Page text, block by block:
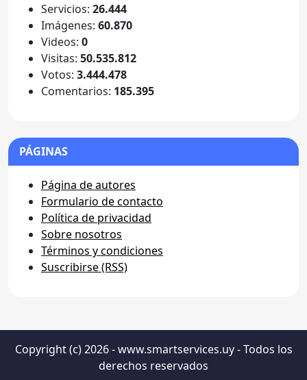
Servicios: 26.444
Imágenes: 60.870
Videos: 0
Visitas: 50.535.812
Votos: 3.444.478
Comentarios: 185.395
PÁGINAS
Página de autores
Formulario de contacto
Política de privacidad
Sobre nosotros
Términos y condiciones
Suscribirse (RSS)
Copyright (c) 2026 - www.smartservices.uy - Todos los
derechos reservados